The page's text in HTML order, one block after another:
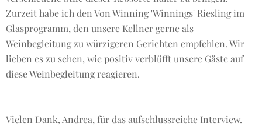
Zurzeit habe ich den Von Winning 'Winnings' Riesling im
Glasprogramm, den unsere Kellner gerne als
Weinbegleitung zu würzigeren Gerichten empfehlen. Wir
lieben es zu sehen, wie positiv verblüfft unsere Gäste auf
diese Weinbegleitung reagieren.
Vielen Dank, Andrea, für das aufschlussreiche Interview.